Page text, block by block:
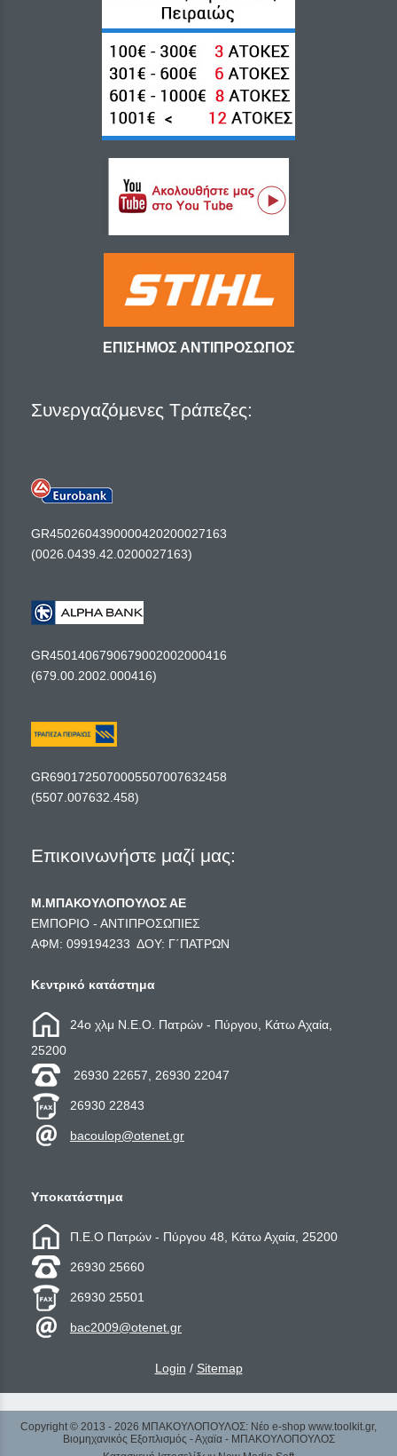
ΕΠΙΣΗΜΟΣ ΑΝΤΙΠΡΟΣΩΠΟΣ
Συνεργαζόμενες Τράπεζες:
GR4502604390000420200027163
(0026.0439.42.0200027163)
GR4501406790679002002000416
(679.00.2002.000416)
GR6901725070005507007632458
(5507.007632.458)
Επικοινωνήστε μαζί μας:
Μ.ΜΠΑΚΟΥΛΟΠΟΥΛΟΣ ΑΕ
ΕΜΠΟΡΙΟ - ΑΝΤΙΠΡΟΣΩΠΙΕΣ
ΑΦΜ: 099194233 ΔΟΥ: Γ΄ΠΑΤΡΩΝ
Κεντρικό κατάστημα
24ο χλμ Ν.Ε.Ο. Πατρών - Πύργου, Κάτω Αχαία,
25200
26930 22657, 26930 22047
26930 22843
bacoulop@otenet.gr
Υποκατάστημα
Π.Ε.Ο Πατρών - Πύργου 48, Κάτω Αχαία, 25200
26930 25660
26930 25501
bac2009@otenet.gr
Login / Sitemap
Copyright © 2013 - 2026 ΜΠΑΚΟΥΛΟΠΟΥΛΟΣ: Νέο e-shop www.toolkit.gr,
Βιομηχανικός Εξοπλισμός - Αχαϊα - ΜΠΑΚΟΥΛΟΠΟΥΛΟΣ